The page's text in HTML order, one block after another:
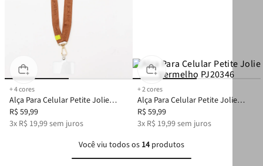
+4cores
Alça Para Celular Petite Jolie
Doce De Leite PJ20332
R$ 59,99
3x R$ 19,99sem juros
+2cores
Alça Para Celular Petite Jolie
Vermelho PJ20346
R$ 59,99
3x R$ 19,99sem juros
Você viu todos os 14produtos